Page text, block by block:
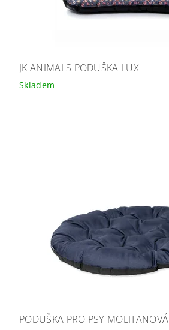
JK ANIMALS PODUŠKA LUX
Skladem
PODUŠKA PRO PSY-MOLITANOVÁ